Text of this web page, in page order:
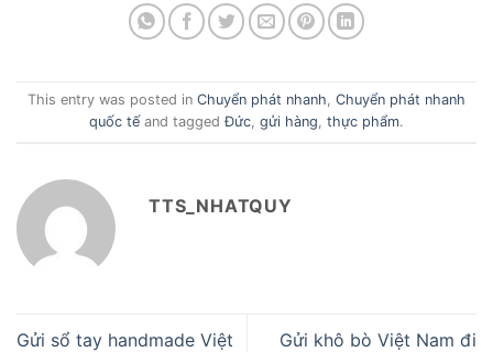
This entry was posted in Chuyển phát nhanh Chuyển phát nhanh
quốc tế and taggedĐức gửi hàng thực phẩm.
TTS_NHATQUY
Gửi sổ tay handmade Việt
Gửi khô bò Việt Nam đi